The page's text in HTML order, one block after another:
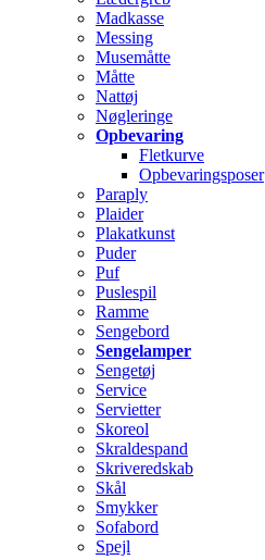
Madkasse
Messing
Musemåtte
Måtte
Nattøj
Nøgleringe
Opbevaring
Fletkurve
Opbevaringsposer
Paraply
Plaider
Plakatkunst
Puder
Puf
Puslespil
Ramme
Sengebord
Sengelamper
Sengetøj
Service
Servietter
Skoreol
Skraldespand
Skriveredskab
Skål
Smykker
Sofabord
Spejl